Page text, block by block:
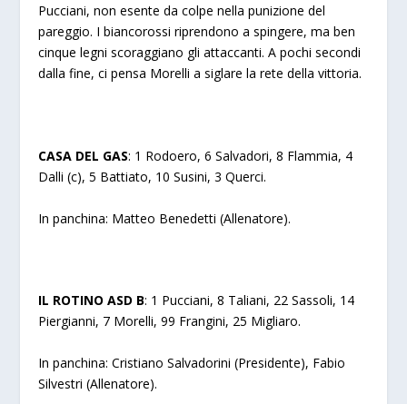
Pucciani, non esente da colpe nella punizione del
pareggio. I biancorossi riprendono a spingere, ma ben
cinque legni scoraggiano gli attaccanti. A pochi secondi
dalla fine, ci pensa Morelli a siglare la rete della vittoria.
CASA DEL GAS: 1 Rodoero, 6 Salvadori, 8 Flammia, 4
Dalli (c), 5 Battiato, 10 Susini, 3 Querci.
In panchina: Matteo Benedetti (Allenatore).
IL ROTINO ASD B: 1 Pucciani, 8 Taliani, 22 Sassoli, 14
Piergianni, 7 Morelli, 99 Frangini, 25 Migliaro.
In panchina: Cristiano Salvadorini (Presidente), Fabio
Silvestri (Allenatore).